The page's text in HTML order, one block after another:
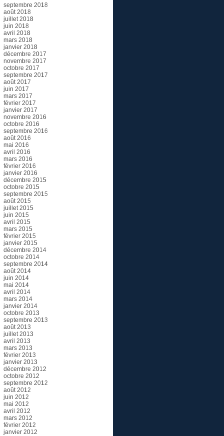
septembre 2018
août 2018
juillet 2018
juin 2018
avril 2018
mars 2018
janvier 2018
décembre 2017
novembre 2017
octobre 2017
septembre 2017
août 2017
juin 2017
mars 2017
février 2017
janvier 2017
novembre 2016
octobre 2016
septembre 2016
août 2016
mai 2016
avril 2016
mars 2016
février 2016
janvier 2016
décembre 2015
octobre 2015
septembre 2015
août 2015
juillet 2015
juin 2015
avril 2015
mars 2015
février 2015
janvier 2015
décembre 2014
octobre 2014
septembre 2014
août 2014
juin 2014
mai 2014
avril 2014
mars 2014
janvier 2014
octobre 2013
septembre 2013
août 2013
juillet 2013
avril 2013
mars 2013
février 2013
janvier 2013
décembre 2012
octobre 2012
septembre 2012
août 2012
juin 2012
mai 2012
avril 2012
mars 2012
février 2012
janvier 2012